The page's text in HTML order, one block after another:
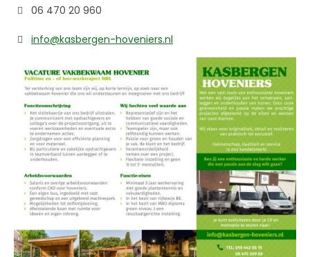
06 470 20 960
info@kasbergen-hoveniers.nl